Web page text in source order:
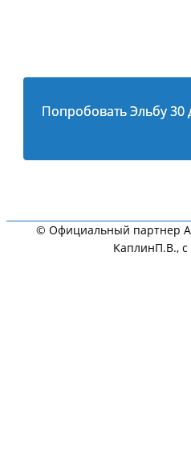
Попробовать Эльбу 30
© Официальный партнер
KaплинП.В., с